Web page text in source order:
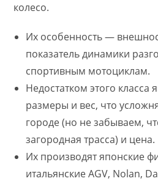
колесо.
Их особенность —
показатель динамики
спортивным мотоциклам.
Недостатком этого
размеры и вес, что
городе (но не забываем,
загородная трасса) и цена.
Их производят японские
итальянские AGV, Nolan,